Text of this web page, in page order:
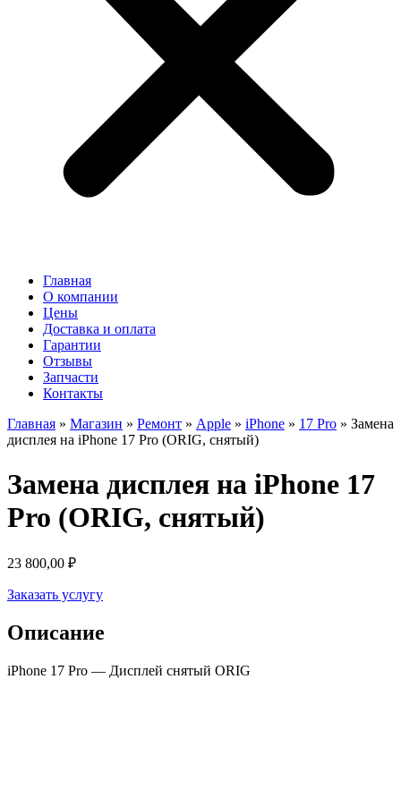
Главная
О компании
Цены
Доставка и оплата
Гарантии
Отзывы
Запчасти
Контакты
Главная » Магазин » Ремонт » Apple » iPhone » 17 Pro » Замена
дисплея на iPhone 17 Pro (ORIG, снятый)
Замена дисплея на iPhone 17
Pro (ORIG, снятый)
23 800,00 ₽
Заказать услугу
Описание
iPhone 17 Pro — Дисплей снятый ORIG